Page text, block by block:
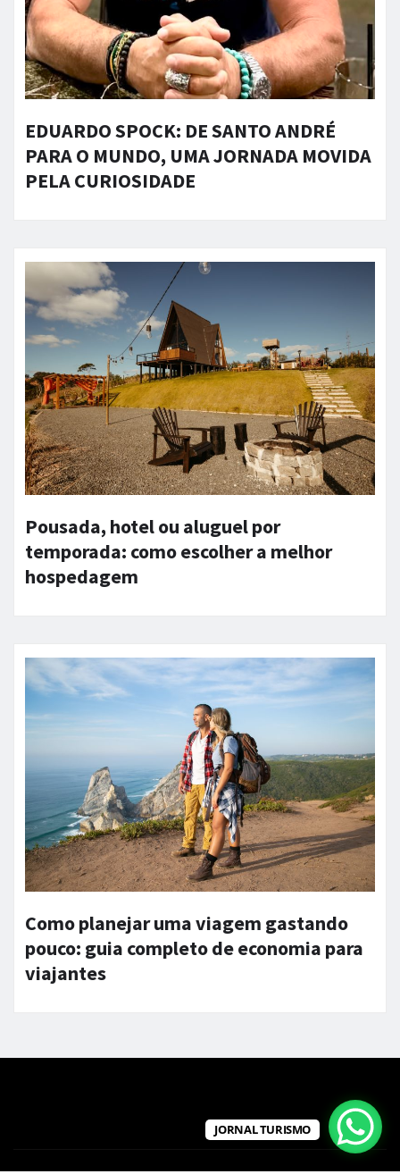
EDUARDO SPOCK: DE SANTO ANDRÉ
PARA O MUNDO, UMA JORNADA MOVIDA
PELA CURIOSIDADE
Pousada, hotel ou aluguel por
temporada: como escolher a melhor
hospedagem
Como planejar uma viagem gastando
pouco: guia completo de economia para
viajantes
JORNAL TURISMO